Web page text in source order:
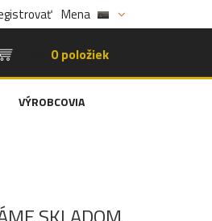
Mena
0 položiek
VÝROBCOVIA